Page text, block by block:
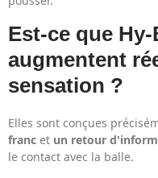
Est-ce que
augmentent
sensation ?
Elles sont conçues
franc et un retour
le contact avec la balle.